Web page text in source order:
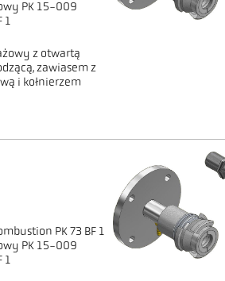
PK 15-009
1
z otwartą
zawiasem z
i kołnierzem
PK 73 BF 1
PK 15-009
1